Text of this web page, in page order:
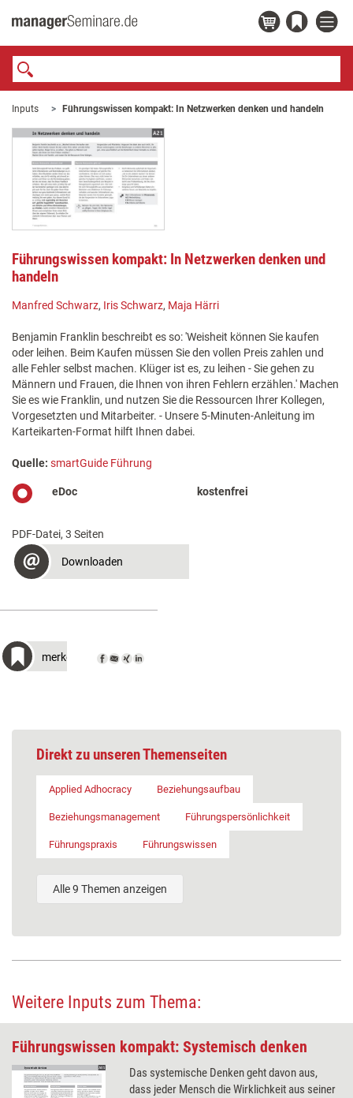
Inputs Führungswissen kompakt: In Netzwerken denken und handeln
Führungswissen kompakt: In Netzwerken denken und
handeln
Manfred Schwarz, Iris Schwarz, Maja Härri
Benjamin Franklin beschreibt es so: 'Weisheit können Sie kaufen
oder leihen. Beim Kaufen müssen Sie den vollen Preis zahlen und
alle Fehler selbst machen. Klüger ist es, zu leihen - Sie gehen zu
Männern und Frauen, die Ihnen von ihren Fehlern erzählen.' Machen
Sie es wie Franklin, und nutzen Sie die Ressourcen Ihrer Kollegen,
Vorgesetzten und Mitarbeiter. - Unsere 5-Minuten-Anleitung im
Karteikarten-Format hilft Ihnen dabei.
Quelle: smartGuide Führung
eDoc kostenfrei
PDF-Datei, 3 Seiten
Downloaden
merken
Direkt zu unseren Themenseiten
Applied Adhocracy Beziehungsaufbau
Beziehungsmanagement Führungspersönlichkeit
Führungspraxis Führungswissen
Alle 9 Themen anzeigen
Weitere Inputs zum Thema:
Führungswissen kompakt: Systemisch denken
Das systemische Denken geht davon aus,
dass jeder Mensch die Wirklichkeit aus seiner